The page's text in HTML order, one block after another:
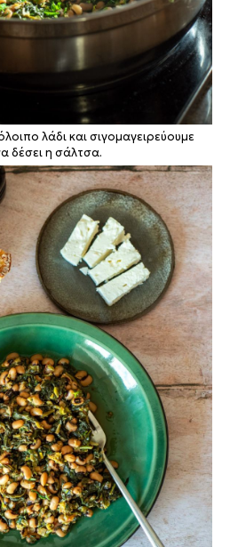
λάδι και σιγομαγειρεύουμε
δέσει η σάλτσα.